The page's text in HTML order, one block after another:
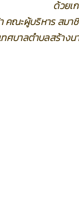
ด้วยเ
คณะผู้บริหาร สม
ทศบาลตำบลสร้าง